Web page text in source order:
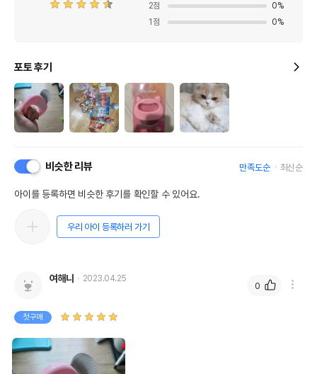
2점 0%
1 점 0%
포토 후기
비슷한 리뷰 만족도순 최신순
아이를 등록하면 비슷한 후기를 확인할 수 있어요.
우리 아이 등록하러 가기
여해니 2023.04.25
첫구매
0